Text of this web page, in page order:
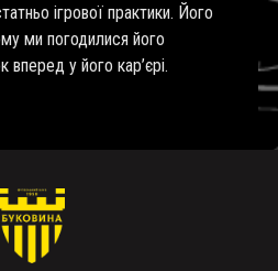
ігрової практики. Його
ми погодилися його
вперед у його кар’єрі.